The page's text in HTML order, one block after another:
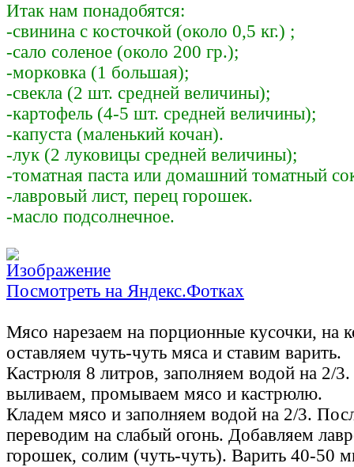
Итак нам понадобятся:
-свинина с косточкой (около 0,5 кг.) ;
-сало соленое (около 200 гр.);
-морковка (1 большая);
-свекла (2 шт. средней величины);
-картофель (4-5 шт. средней величины);
-капуста (маленький кочан).
-лук (2 луковицы средней величины);
-томатная паста или домашний томатный
-лавровый лист, перец горошек.
-масло подсолнечное.
Посмотреть на Яндекс.Фотках
Мясо нарезаем на порционные кусочки, на
оставляем чуть-чуть мяса и ставим варить.
Кастрюля 8 литров, заполняем водой на 2/
выливаем, промываем мясо и кастрюлю.
Кладем мясо и заполняем водой на 2/3.
переводим на слабый огонь. Добавляем
горошек, солим (чуть-чуть). Варить 40-50